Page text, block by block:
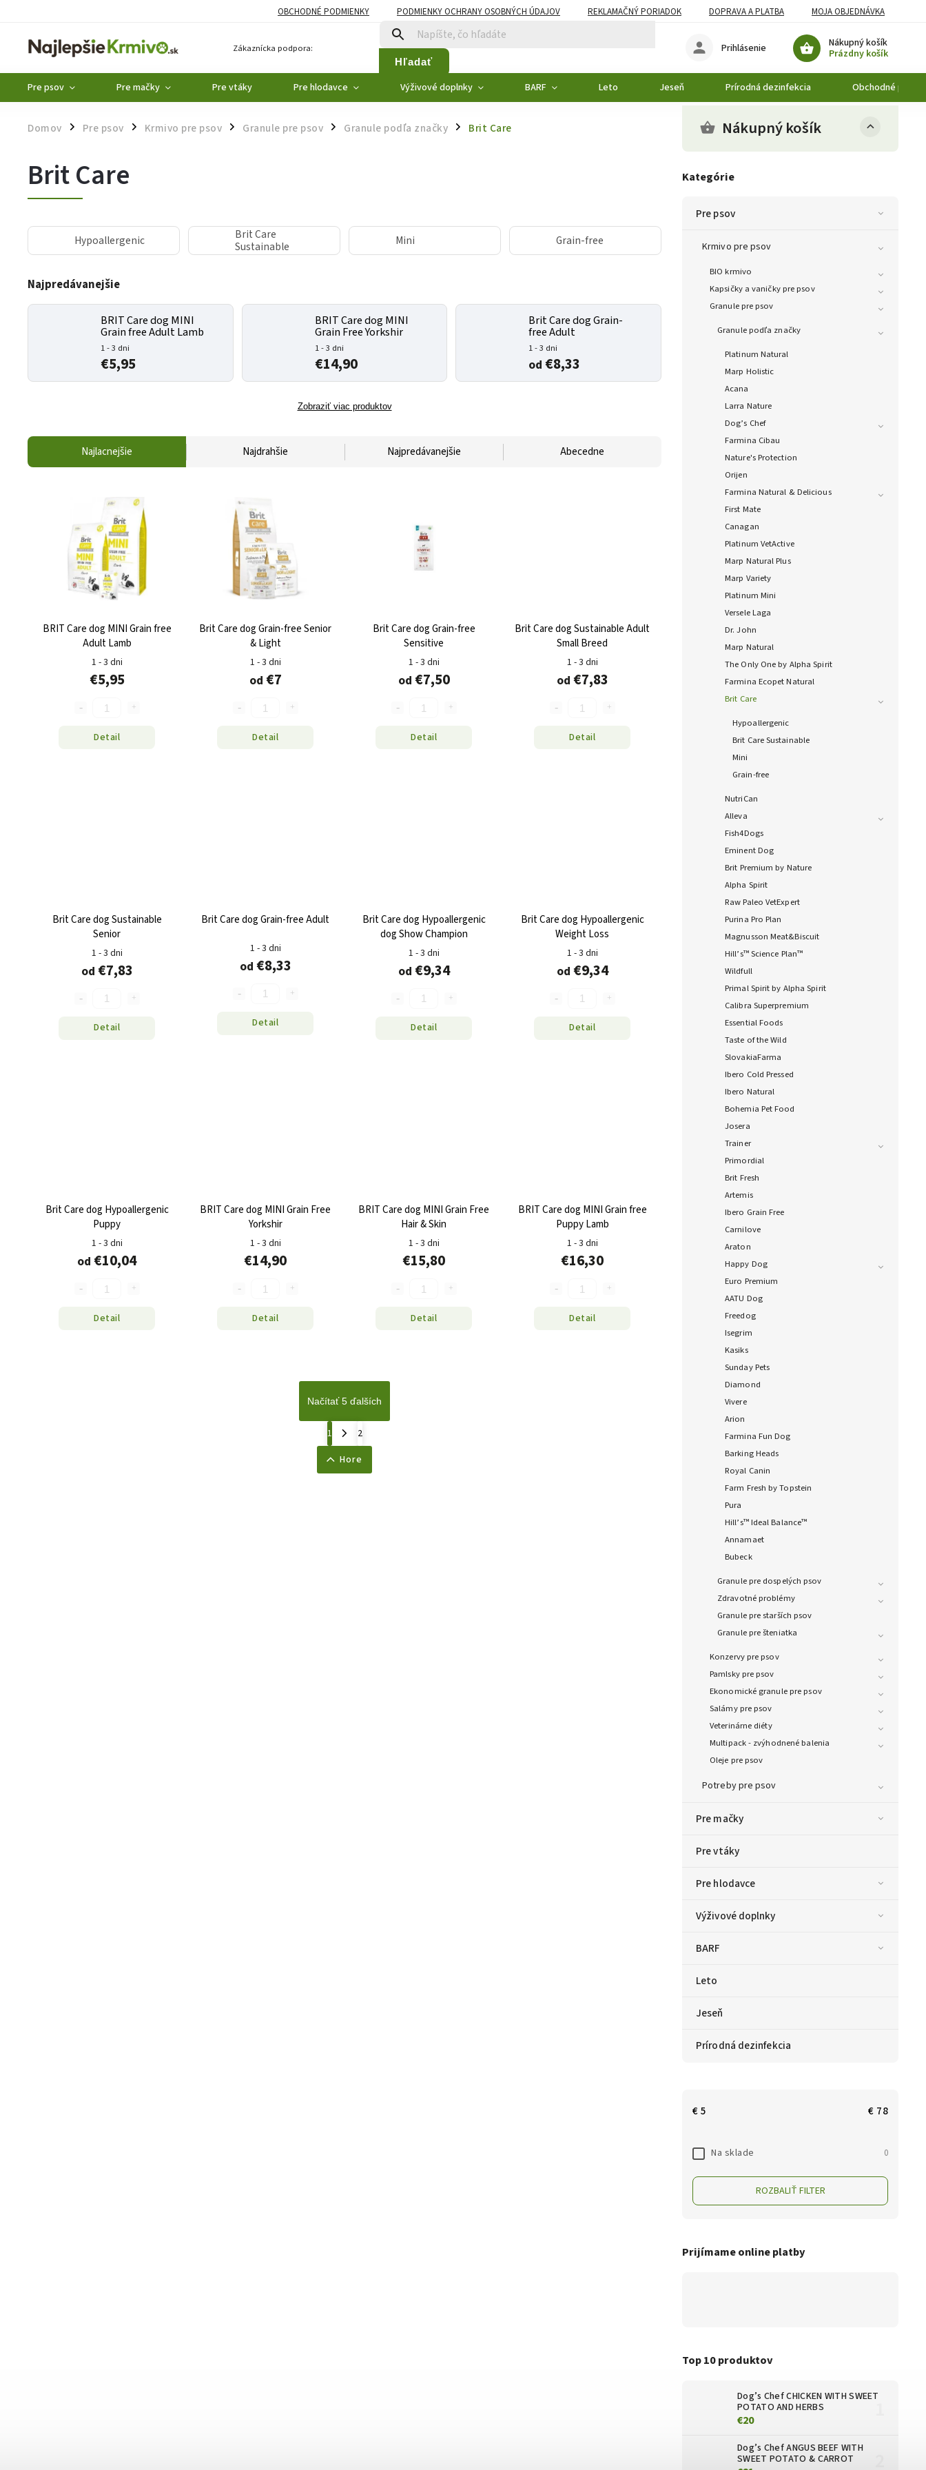
OBCHODNÉ PODMIENKY PODMIENKY OCHRANY OSOBNÝCH ÚDAJOV REKLAMAČNÝ PORIADOK DOPRAVA A PLATBA MOJA OBJEDNÁVKA
Zákaznícka podpora:
Hľadať
Nákupný košík
Prázdny košík
Prihlásenie
Pre psov Pre mačky Pre vtáky Pre hlodavce Výživové doplnky BARF Leto Jeseň Prírodná dezinfekcia Obchodné
Domov / Pre psov / Krmivo pre psov / Granule pre psov / Granule podľa značky / Brit Care Nákupný košík
Kategórie
Pre psov
Krmivo pre psov
BIO krmivo
Kapsičky a vaničky pre psov
Granule pre psov
Granule podľa značky
Platinum Natural
Marp Holistic
Acana
Larra Nature
Dog’s Chef
Farmina Cibau
Nature's Protection
Orijen
Farmina Natural & Delicious
First Mate
Canagan
Platinum VetActive
Marp Natural Plus
Marp Variety
Platinum Mini
Versele Laga
Dr. John
Marp Natural
The Only One by Alpha Spirit
Farmina Ecopet Natural
Brit Care
Hypoallergenic
Brit Care Sustainable
Mini
Grain-free
NutriCan
Alleva
Fish4Dogs
Eminent Dog
Brit Premium by Nature
Alpha Spirit
Raw Paleo VetExpert
Purina Pro Plan
Magnusson Meat&Biscuit
Hill’s™ Science Plan™
Wildfull
Primal Spirit by Alpha Spirit
Calibra Superpremium
Essential Foods
Taste of the Wild
SlovakiaFarma
Ibero Cold Pressed
Ibero Natural
Bohemia Pet Food
Josera
Trainer
Primordial
Brit Fresh
Artemis
Ibero Grain Free
Carnilove
Araton
Happy Dog
Euro Premium
AATU Dog
Freedog
Isegrim
Kasiks
Sunday Pets
Diamond
Vivere
Arion
Farmina Fun Dog
Barking Heads
Royal Canin
Farm Fresh by Topstein
Pura
Hill’s™ Ideal Balance™
Annamaet
Bubeck
Granule pre dospelých psov
Zdravotné problémy
Granule pre starších psov
Granule pre šteniatka
Konzervy pre psov
Pamlsky pre psov
Ekonomické granule pre psov
Salámy pre psov
Veterinárne diéty
Multipack - zvýhodnené balenia
Oleje pre psov
Potreby pre psov
Pre mačky
Pre vtáky
Pre hlodavce
Výživové doplnky
BARF
Leto
Jeseň
Prírodná dezinfekcia
€5 € 78
Na sklade 0
ROZBALIŤ FILTER
Prijímame online platby
Top 10 produktov
Dog’s Chef CHICKEN WITH SWEET
POTATO AND HERBS
€20
Dog’s Chef ANGUS BEEF WITH
SWEET POTATO & CARROT
Brit Care
Hypoallergenic
Brit Care
Sustainable
Mini Grain-free
Najpredávanejšie
BRIT Care dog MINI
Grain free Adult Lamb
1 - 3 dni
€5,95
BRIT Care dog MINI
Grain Free Yorkshir
1 - 3 dni
€14,90
Brit Care dog Grain-
free Adult
1 - 3 dni
od €8,33
Zobraziť viac produktov
Najlacnejšie Najdrahšie Najpredávanejšie Abecedne
BRIT Care dog MINI Grain free
Adult Lamb
1 - 3 dni
€5,95
Detail
Brit Care dog Grain-free Senior
& Light
1 - 3 dni
od €7
Detail
Brit Care dog Grain-free
Sensitive
1 - 3 dni
od €7,50
Detail
Brit Care dog Sustainable Adult
Small Breed
1 - 3 dni
od €7,83
Detail
Brit Care dog Sustainable
Senior
1 - 3 dni
od €7,83
Detail
Brit Care dog Grain-free Adult
1 - 3 dni
od €8,33
Detail
Brit Care dog Hypoallergenic
dog Show Champion
1 - 3 dni
od €9,34
Detail
Brit Care dog Hypoallergenic
Weight Loss
1 - 3 dni
od €9,34
Detail
Brit Care dog Hypoallergenic
Puppy
1 - 3 dni
od €10,04
Detail
BRIT Care dog MINI Grain Free
Yorkshir
1 - 3 dni
€14,90
Detail
BRIT Care dog MINI Grain Free
Hair & Skin
1 - 3 dni
€15,80
Detail
BRIT Care dog MINI Grain free
Puppy Lamb
1 - 3 dni
€16,30
Detail
Načítať 5 ďalších
1
2
Hore